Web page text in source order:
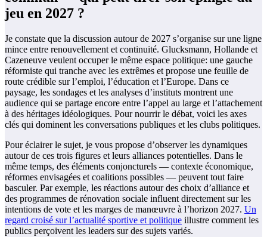
jeu en 2027 ?
Je constate que la discussion autour de 2027 s’organise sur une ligne
mince entre renouvellement et continuité. Glucksmann, Hollande et
Cazeneuve veulent occuper le même espace politique: une gauche
réformiste qui tranche avec les extrêmes et propose une feuille de
route crédible sur l’emploi, l’éducation et l’Europe. Dans ce
paysage, les sondages et les analyses d’instituts montrent une
audience qui se partage encore entre l’appel au large et l’attachement
à des héritages idéologiques. Pour nourrir le débat, voici les axes
clés qui dominent les conversations publiques et les clubs politiques.
Pour éclairer le sujet, je vous propose d’observer les dynamiques
autour de ces trois figures et leurs alliances potentielles. Dans le
même temps, des éléments conjoncturels — contexte économique,
réformes envisagées et coalitions possibles — peuvent tout faire
basculer. Par exemple, les réactions autour des choix d’alliance et
des programmes de rénovation sociale influent directement sur les
intentions de vote et les marges de manœuvre à l’horizon 2027. Un
regard croisé sur l’actualité sportive et politique illustre comment les
publics perçoivent les leaders sur des sujets variés.